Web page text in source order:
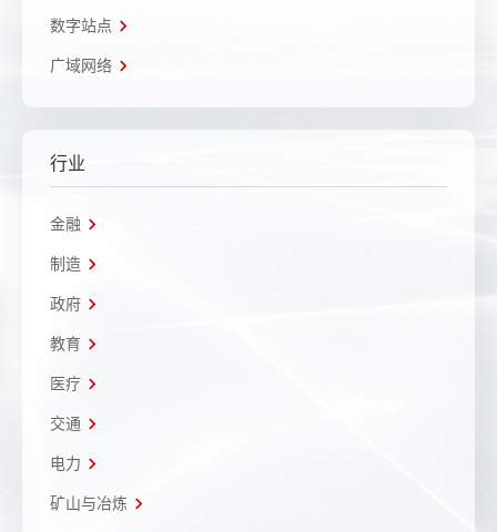
数字站点
广域网络
行业
金融
制造
政府
教育
医疗
交通
电力
矿山与冶炼